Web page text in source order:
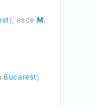
), esce M.
Bucarest)